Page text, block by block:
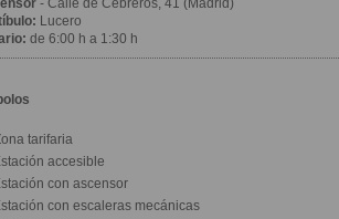
Lucero
de 6:00 h a 1:30 h
tarifaria
accesible
con ascensor
con escaleras mecánicas